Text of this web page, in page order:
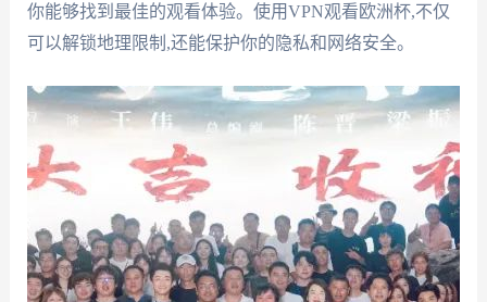
你能够找到最佳的观看体验。使用VPN观看欧洲杯,不仅
可以解锁地理限制,还能保护你的隐私和网络安全。